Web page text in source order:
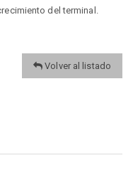
del terminal.
Volver al listado